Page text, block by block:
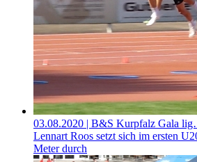
03.08.2020 | B&S Kurpfalz Gala
Lennart Roos setzt sich im ersten
Meter durch